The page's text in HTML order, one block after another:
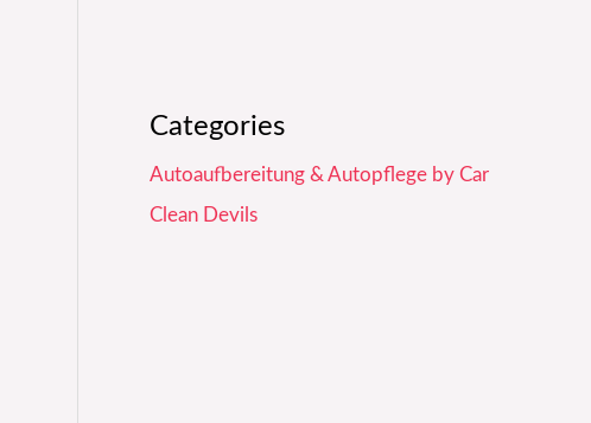
Categories
Autoaufbereitung & Autopflege by Car
Clean Devils